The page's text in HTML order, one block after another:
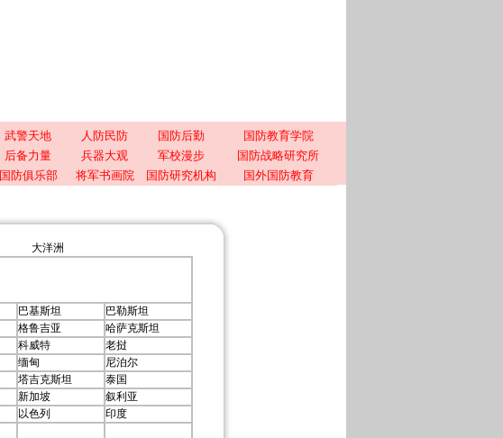
武警天地 人防民防 国防后勤
国防教育学院
后备力量 兵器大观 军校漫步
国防战略研究所
国防俱乐部 将军书画院 国防研究机构 国外国防教育
大洋洲
巴基斯坦
巴勒斯坦
格鲁吉亚
哈萨克斯坦
科威特
老挝
缅甸
尼泊尔
塔吉克斯坦
泰国
新加坡
叙利亚
以色列
印度